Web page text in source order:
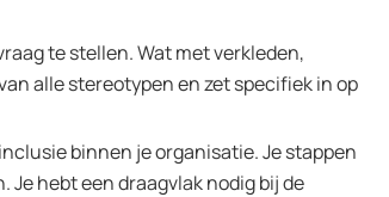
te stellen. Wat met verkleden,
alle stereotypen en zet specifiek in op
binnen je organisatie. Je stappen
hebt een draagvlak nodig bij de